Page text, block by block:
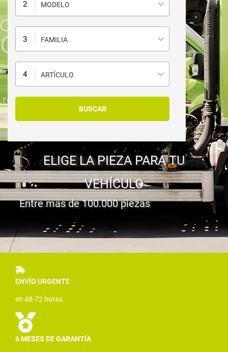
MODELO
FAMILIA
ARTÍCULO
ELIGE LA PIEZA PARA TU
VEHÍCULO
Entre mas de 100.000 piezas
ENVÍO URGENTE
en 48-72 horas
6 MESES DE GARANTÍA